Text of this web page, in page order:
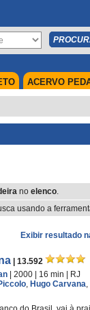
ACERVO
no elenco.
usando a
Exibir resultado
| 13.592
| 2000 | 16 min
RJ
, Hugo Carvana,